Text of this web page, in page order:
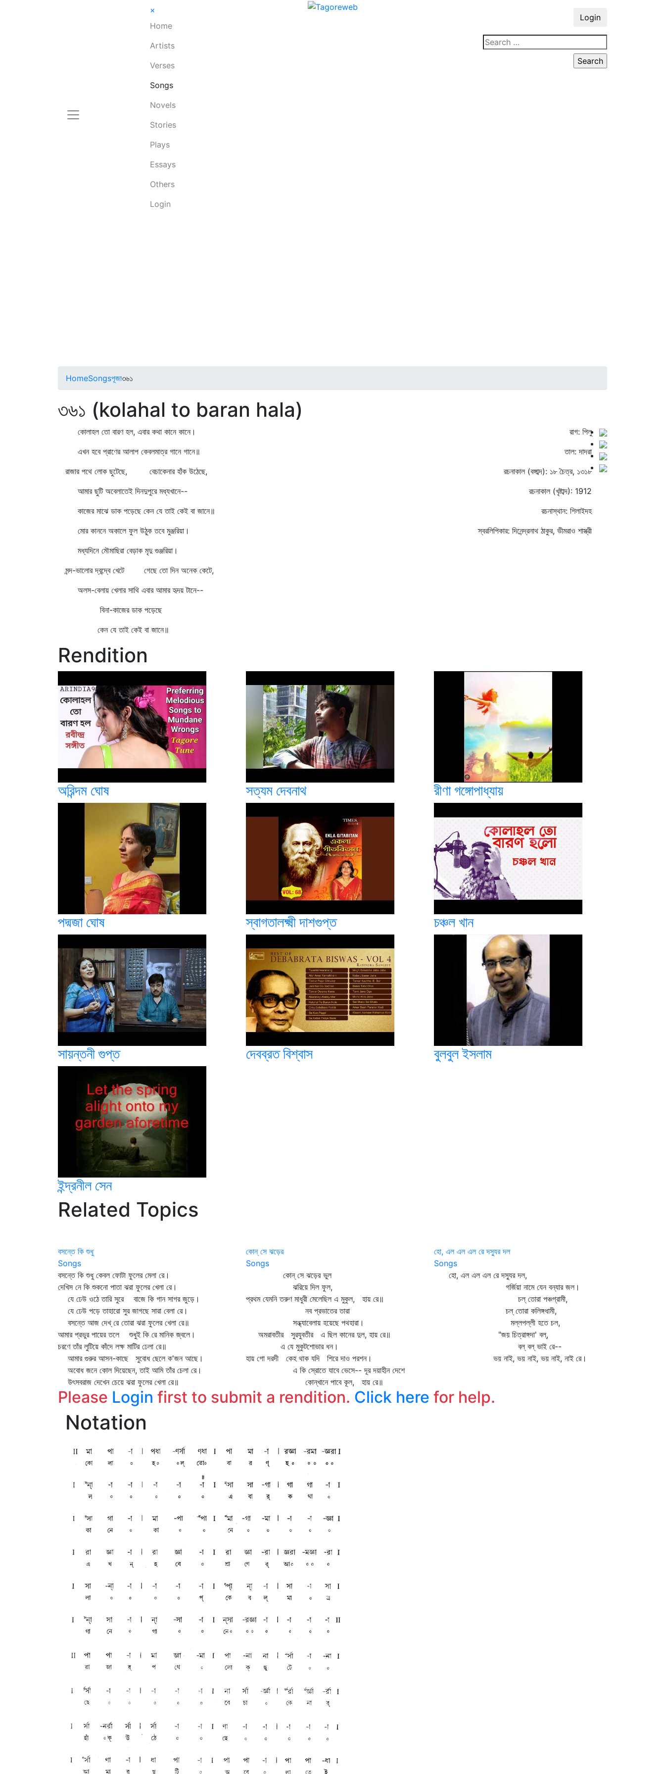
×
Home
Artists
Verses
Songs
Novels
Stories
Plays
Essays
Others
Login
Login
HomeSongsপূজা৩৬১
৩৬১ (kolahal to baran hala)
কোলাহল তো বারণ হল, এবার কথা কানে কানে।
এখন হবে প্রাণের আলাপ কেবলমাত্র গানে গানে॥
রাজার পথে লোক ছুটেছে, বেচাকেনার হাঁক উঠেছে,
আমার ছুটি অবেলাতেই দিনদুপুরে মধ্যখানে--
কাজের মাঝে ডাক পড়েছে কেন যে তাই কেই বা জানে॥
মোর কাননে অকালে ফুল উঠুক তবে মুঞ্জরিয়া।
মধ্যদিনে মৌমাছিরা বেড়াক মৃদু গুঞ্জরিয়া।
মন্দ-ভালোর দ্বন্দ্বে খেটে গেছে তো দিন অনেক কেটে,
অলস-বেলায় খেলার সাথি এবার আমার হৃদয় টানে--
বিনা-কাজের ডাক পড়েছে
কেন যে তাই কেই বা জানে॥
রাগ: পিলু
তাল: দাদরা
রচনাকাল (বঙ্গাব্দ): ১৮ চৈত্র, ১৩১৮
রচনাকাল (খৃষ্টাব্দ): 1912
রচনাস্থান: শিলাইদহ
স্বরলিপিকার: দিনেন্দ্রনাথ ঠাকুর, ভীমরাও শাস্ত্রী
Rendition
অরিন্দম ঘোষ সত্যম দেবনাথ রীণা গঙ্গোপাধ্যায়
পদ্মজা ঘোষ স্বাগতালক্ষ্মী দাশগুপ্ত চঞ্চল খান
সায়ন্তনী গুপ্ত দেবব্রত বিশ্বাস বুলবুল ইসলাম
ইন্দ্রনীল সেন
Related Topics
বসন্তে কি শুধু
Songs
বসন্তে কি শুধু কেবল ফোটা ফুলের মেলা রে।
দেখিস নে কি শুকনো পাতা ঝরা ফুলের খেলা রে।
যে ঢেউ ওঠে তারি সুরে বাজে কি গান সাগর জুড়ে।
যে ঢেউ পড়ে তাহারো সুর জাগছে সারা বেলা রে।
বসন্তে আজ দেখ্‌ রে তোরা ঝরা ফুলের খেলা রে॥
আমার প্রভুর পায়ের তলে শুধুই কি রে মানিক জ্বলে।
চরণে তাঁর লুটিয়ে কাঁদে লক্ষ মাটির ঢেলা রে॥
আমার গুরুর আসন-কাছে সুবোধ ছেলে ক'জন আছে।
অবোধ জনে কোল দিয়েছেন, তাই আমি তাঁর চেলা রে।
উৎসবরাজ দেখেন চেয়ে ঝরা ফুলের খেলা রে॥
কোন্ সে ঝড়ের
Songs
কোন্‌ সে ঝড়ের ভুল
ঝরিয়ে দিল ফুল,
প্রথম যেমনি তরুণ মাধুরী মেলেছিল এ মুকুল, হায় রে॥
নব প্রভাতের তারা
সন্ধ্যাবেলায় হয়েছে পথহারা।
অমরাবতীর সুরযুবতীর এ ছিল কানের দুল, হায় রে॥
এ যে মুকুটশোভার ধন।
হায় গো দরদী কেহ থাক যদি শিরে দাও পরশন।
এ কি স্রোতে যাবে ভেসে-- দূর দয়াহীন দেশে
কোন্‌খানে পাবে কূল, হায় রে॥
হো, এল এল এল রে দস্যুর দল
Songs
হো, এল এল এল রে দস্যুর দল,
গর্জিয়া নামে যেন বন্যার জল।
চল্‌ তোরা পঞ্চগ্রামী,
চল্‌ তোরা কলিঙ্গধামী,
মল্লপল্লী হতে চল,
"জয় চিত্রাঙ্গদা' বল্‌,
বল্‌ বল্‌ ভাই রে--
ভয় নাই, ভয় নাই, ভয় নাই, নাই রে।
Please Login first to submit a rendition. Click here for help.
Notation